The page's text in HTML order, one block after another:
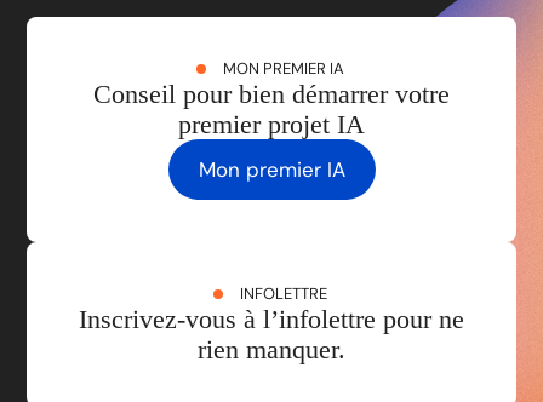
MON PREMIER IA
Conseil pour bien démarrer votre
premier projet IA
Mon premier IA
INFOLETTRE
Inscrivez-vous à l’infolettre pour ne
rien manquer.